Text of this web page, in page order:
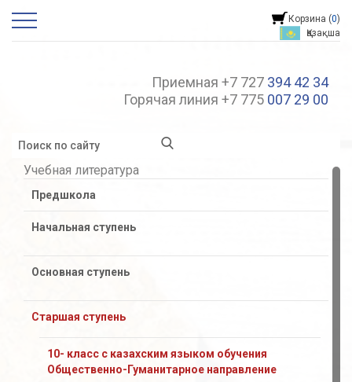
Корзина (0)
Қазақша
Приемная +7 727 394 42 34
Горячая линия +7 775 007 29 00
Учебная литература
Предшкола
Начальная ступень
Основная ступень
Старшая ступень
10- класс с казахским языком обучения
Общественно-Гуманитарное направление